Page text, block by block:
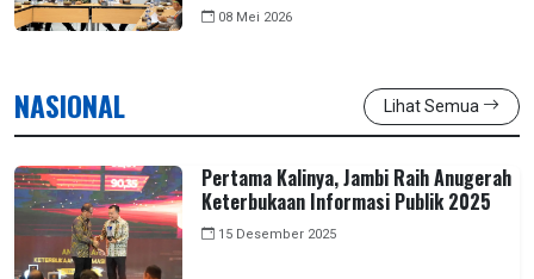
08 Mei 2026
NASIONAL Lihat Semua
Pertama Kalinya, Jambi Raih Anugerah
Keterbukaan Informasi Publik 2025
15 Desember 2025